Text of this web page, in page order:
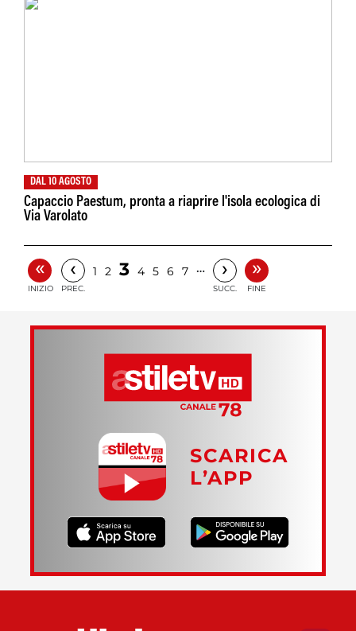
DAL 10 AGOSTO
Capaccio Paestum, pronta a riaprire l'isola ecologica di
Via Varolato
«
INIZIO
‹
PREC.
1 2 3 4 5 6 7 … ›
SUCC.
»
FINE
SCARICA
L’APP